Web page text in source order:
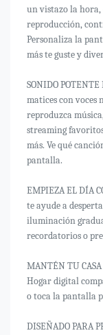
un vistazo la
reproducción,
Personaliza la
más te guste y
SONIDO
matices con voces
reproduzca
streaming
más. Ve qué
pantalla.
EMPIEZA EL DÍA
te ayude a
iluminación
recordatorios o
MANTÉN TU
Hogar digital
o toca la pantalla
DISEÑADO PARA